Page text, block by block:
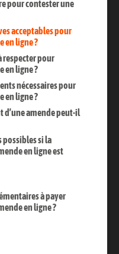
pour contester une
acceptables pour
en ligne ?
respecter pour
en ligne ?
nécessaires pour
en ligne ?
d’une amende peut-il
possibles si la
en ligne est
à payer
en ligne ?